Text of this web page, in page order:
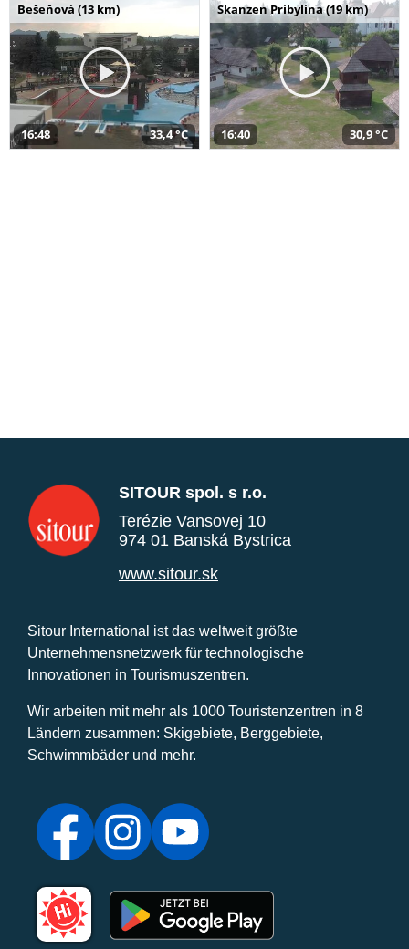
Bešeňová (13 km)
16:48 33,4 °C
Skanzen Pribylina (19 km)
16:40 30,9 °C
SITOUR spol. s r.o.
Terézie Vansovej 10
974 01 Banská Bystrica
www.sitour.sk
Sitour International ist das weltweit größte
Unternehmensnetzwerk für technologische
Innovationen in Tourismuszentren.
Wir arbeiten mit mehr als 1000 Touristenzentren in 8
Ländern zusammen: Skigebiete, Berggebiete,
Schwimmbäder und mehr.